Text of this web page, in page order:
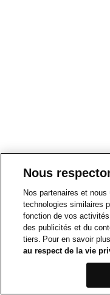
Nous
Nos partenaires et
technologies similaires
fonction de vos
des publicités et du
tiers. Pour en savoir
au respect de la vie